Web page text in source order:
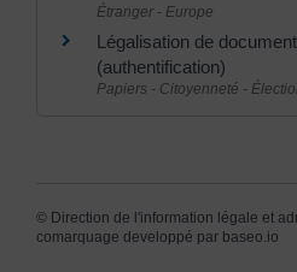
Étranger - Europe
Légalisation de
(authentification)
Papiers - Citoyenneté -
© Direction de l'information légale et
comarquage developpé par baseo.io